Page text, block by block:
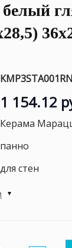
1 154.12
Керама
панно
для стен